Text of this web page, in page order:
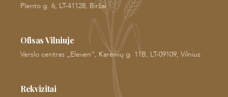
Plento g. 6, LT-41128, Biržai
Ofisas Vilniuje
Verslo centras „Eleven“, Kareivių g. 11B, LT-09109, Vilnius
Rekvizitai